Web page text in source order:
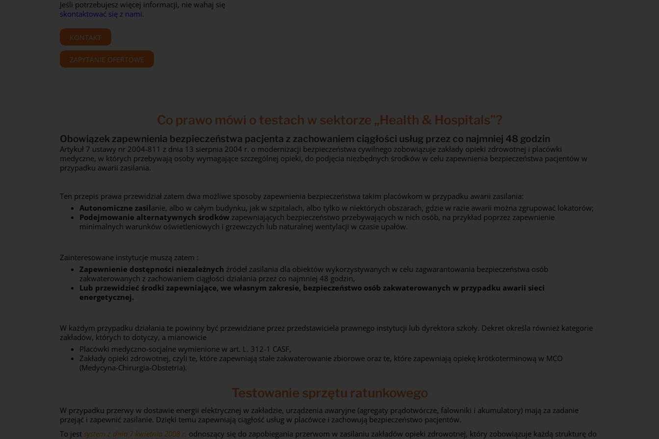
Jeśli potrzebujesz więcej informacji, nie wahaj się
skontaktować się z nami.
KONTAKT
ZAPYTANIE OFERTOWE
Co prawo mówi o testach w sektorze „Health & Hospitals”?
Obowiązek zapewnienia bezpieczeństwa pacjenta z zachowaniem ciągłości usług przez co najmniej 48 godzin
Artykuł 7 ustawy nr 2004-811 z dnia 13 sierpnia 2004 r. o modernizacji bezpieczeństwa cywilnego zobowiązuje zakłady opieki zdrowotnej i placówki
medyczne, w których przebywają osoby wymagające szczególnej opieki, do podjęcia niezbędnych środków w celu zapewnienia bezpieczeństwa pacjentów w
przypadku awarii zasilania.
Ten przepis prawa przewidział zatem dwa możliwe sposoby zapewnienia bezpieczeństwa takim placówkom w przypadku awarii zasilania:
Autonomiczne zasilanie, albo w całym budynku, jak w szpitalach, albo tylko w niektórych obszarach, gdzie w razie awarii można zgrupować lokatorów;
Podejmowanie alternatywnych środkówzapewniających bezpieczeństwo przebywających w nich osób, na przykład poprzez zapewnienie
minimalnych warunków oświetleniowych i grzewczych lub naturalnej wentylacji w czasie upałów.
Zainteresowane instytucje muszą zatem :
Zapewnienie dostępności niezależnych źródeł zasilania dla obiektów wykorzystywanych w celu zagwarantowania bezpieczeństwa osób
zakwaterowanych z zachowaniem ciągłości działania przez co najmniej 48 godzin,
Lub przewidzieć środki zapewniające, we własnym zakresie, bezpieczeństwo osób zakwaterowanych w przypadku awarii sieci
energetycznej.
W każdym przypadku działania te powinny być przewidziane przez przedstawiciela prawnego instytucji lub dyrektora szkoły. Dekret określa również kategorie
zakładów, których to dotyczy, a mianowicie
Placówki medyczno-socjalne wymienione w art. L. 312-1 CASF,
Zakłady opieki zdrowotnej, czyli te, które zapewniają stałe zakwaterowanie zbiorowe oraz te, które zapewniają opiekę krótkoterminową w MCO
(Medycyna-Chirurgia-Obstetria).
Testowanie sprzętu ratunkowego
W przypadku przerwy w dostawie energii elektrycznej w zakładzie, urządzenia awaryjne (agregaty prądotwórcze, falowniki i akumulatory) mają za zadanie
przejąć i zapewnić zasilanie. Dzięki temu zapewniają ciągłość usług w placówce i zachowują bezpieczeństwo pacjentów.
To jest system z dnia 7 kwietnia 2008 r. odnoszący się do zapobiegania przerwom w zasilaniu zakładów opieki zdrowotnej, który zobowiązuje każdą strukturę do